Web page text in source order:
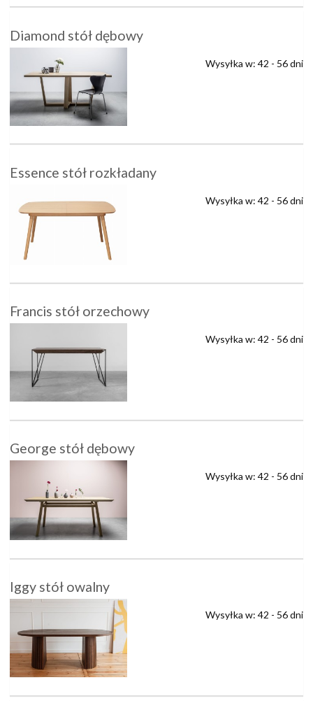
Diamond stół dębowy
Wysyłka w: 42 - 56 dni
Essence stół rozkładany
Wysyłka w: 42 - 56 dni
Francis stół orzechowy
Wysyłka w: 42 - 56 dni
George stół dębowy
Wysyłka w: 42 - 56 dni
Iggy stół owalny
Wysyłka w: 42 - 56 dni